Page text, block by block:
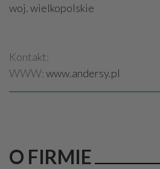
woj. wielkopolskie
Kontakt:
WWW:www.andersy.pl
O FIRMIE